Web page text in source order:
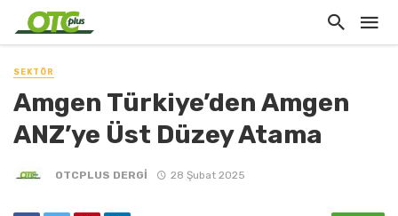
SEKTÖR
Amgen Türkiye’den Amgen
ANZ’ye Üst Düzey Atama
OTCPLUS DERGİ 28 Şubat 2025